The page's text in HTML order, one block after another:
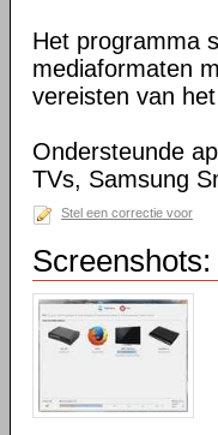
Het programma
mediaformaten
vereisten van
Ondersteunde
TVs, Samsung
Stel een correctie voor
Screenshots: